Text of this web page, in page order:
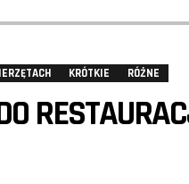
KRÓTKIE RÓŻNE